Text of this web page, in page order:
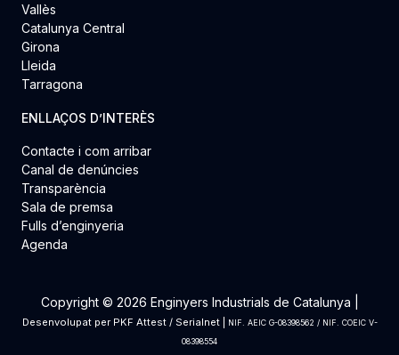
Vallès
Catalunya Central
Girona
Lleida
Tarragona
ENLLAÇOS D’INTERÈS
Contacte i com arribar
Canal de denúncies
Transparència
Sala de premsa
Fulls d’enginyeria
Agenda
Copyright © 2026 Enginyers Industrials de Catalunya |
Desenvolupat per PKF Attest/ Serialnet|
NIF. AEIC G-08398562 / NIF. COEIC V-
08398554